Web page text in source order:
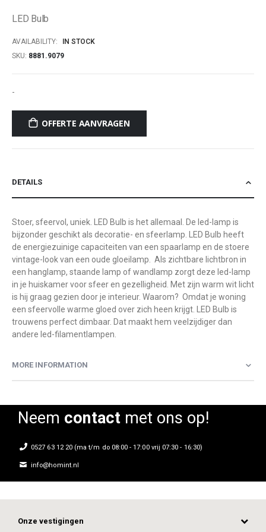
the
gallery
LED Bulb
AVAILABILITY:
IN STOCK
SKU 8881.9079
-
OFFERTE AANVRAGEN
DETAILS
Stoer, sfeervol, uniek. LED Bulb is het allemaal. De led-lamp is
bijzonder geschikt als decoratie- en sfeerlamp. LED Bulb heeft
de energiezuinige capaciteiten van een spaarlamp en de stoere
vintage-look van een oude gloeilamp. Als zichtbare lichtbron in
een hanglamp, staande lamp of wandlamp zorgt deze led-lamp
in je huiskamer voor sfeer en gezelligheid. Met zijn warm wit licht
is hij graag gezien door je interieur. Waarom? Omdat je woning
een sfeervolle warme gloed over zich heen krijgt. LED Bulb is
trouwens perfect dimbaar. Dat maakt hem veelzijdiger dan
andere led-filamentlampen.
MORE INFORMATION
Neem contactmet ons op!
0527 63 12 20 (ma t/m do 08:00 - 17:00 vrij 07:30 - 16:30)
info@homint.nl
Onze vestigingen